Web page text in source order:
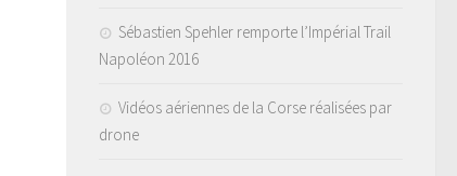
Sébastien Spehler remporte l’Impérial Trail
Napoléon 2016
Vidéos aériennes de la Corse réalisées par
drone